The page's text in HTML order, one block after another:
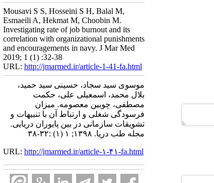
Mousavi S S, Hosseini S H, Balal M,
Esmaeili A, Hekmat M, Choobin M.
Investigating rate of job burnout and its
correlation with organizational punishments
and encouragements in navy. J Mar Med
2019; 1 (1) :32-38
URL: http://jmarmed.ir/article-1-41-fa.html
موسوی سید سجاد، حسینی سید حمید،
بلال محمد، اسمعیلی علی، حکمت
مصطفی، چوبین معصومه. میزان
فرسودگی شغلی و ارتباط آن با تنبیهات و
تشویقات سازمانی در بین پایوران دریایی.
مجله طب دریا. ۱۳۹۸; ۱ (۱) :۳۲-۳۸
URL: http://jmarmed.ir/article-۱-۴۱-fa.html